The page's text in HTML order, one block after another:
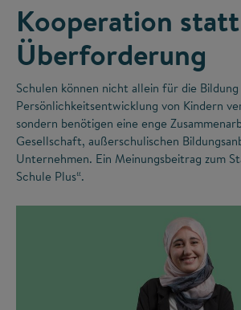
Kooperation statt
Überforderung
Schulen können nicht allein für die Bildung
Persönlichkeitsentwicklung von Kindern
sondern benötigen eine enge
Gesellschaft, außerschulischen
Unternehmen. Ein Meinungsbeitrag zum
Schule Plus“.